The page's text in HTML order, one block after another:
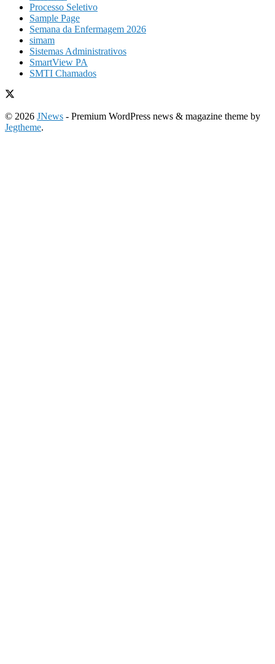
Processo Seletivo
Sample Page
Semana da Enfermagem 2026
simam
Sistemas Administrativos
SmartView PA
SMTI Chamados
© 2026 JNews - Premium WordPress news & magazine theme by
Jegtheme.